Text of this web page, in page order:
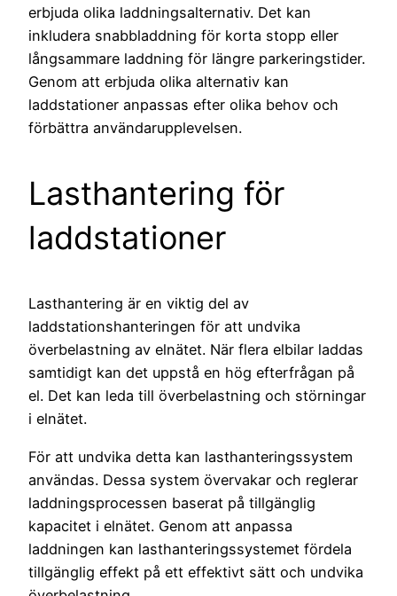
erbjuda olika laddningsalternativ. Det kan
inkludera snabbladdning för korta stopp eller
långsammare laddning för längre parkeringstider.
Genom att erbjuda olika alternativ kan
laddstationer anpassas efter olika behov och
förbättra användarupplevelsen.
Lasthantering för
laddstationer
Lasthantering är en viktig del av
laddstationshanteringen för att undvika
överbelastning av elnätet. När flera elbilar laddas
samtidigt kan det uppstå en hög efterfrågan på
el. Det kan leda till överbelastning och störningar
i elnätet.
För att undvika detta kan lasthanteringssystem
användas. Dessa system övervakar och reglerar
laddningsprocessen baserat på tillgänglig
kapacitet i elnätet. Genom att anpassa
laddningen kan lasthanteringssystemet fördela
tillgänglig effekt på ett effektivt sätt och undvika